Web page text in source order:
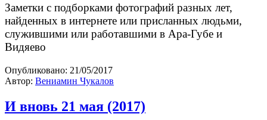
Заметки с подборками фотографий разных лет,
найденных в интернете или присланных людьми,
служившими или работавшими в Ара-Губе и
Видяево
Опубликовано: 21/05/2017
Автор: Вениамин Чукалов
И вновь 21 мая (2017)